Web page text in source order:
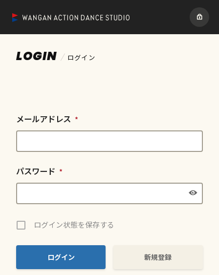
ログイン
LOGIN
メールアドレス *
パスワード *
ログイン状態を保存する
新規登録